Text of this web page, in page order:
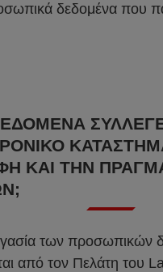
δεδομένα που
ΚΑΙ ΤΗΝ
των προσωπικών
από τον Πελάτη του